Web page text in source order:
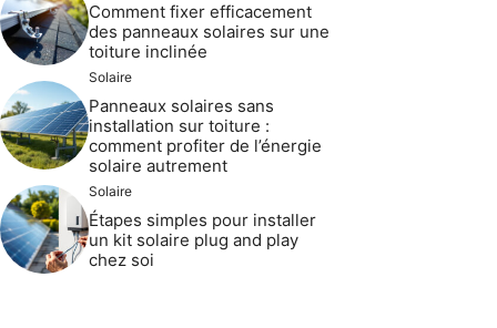
Comment fixer efficacement
des panneaux solaires sur une
toiture inclinée
Solaire
Panneaux solaires sans
installation sur toiture :
comment profiter de l’énergie
solaire autrement
Solaire
Étapes simples pour installer
un kit solaire plug and play
chez soi